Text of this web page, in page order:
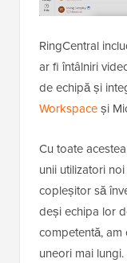
RingCentral
ar fi întâlniri
de echipă și
Workspaceși
Cu toate
unii utilizatori
copleșitor să
deși echipa lor
competentă,
uneori mai lungi.